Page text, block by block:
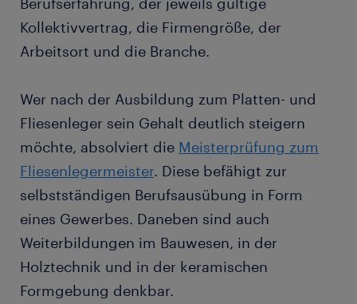
Kollektivvertrag, die Firmengröße, der
Arbeitsort und die Branche.
Wer nach der Ausbildung zum Platten- und
Fliesenleger sein Gehalt deutlich steigern
möchte, absolviert die Meisterprüfung zum
Fliesenlegermeister. Diese befähigt zur
selbstständigen Berufsausübung in Form
eines Gewerbes. Daneben sind auch
Weiterbildungen im Bauwesen, in der
Holztechnik und in der keramischen
Formgebung denkbar.